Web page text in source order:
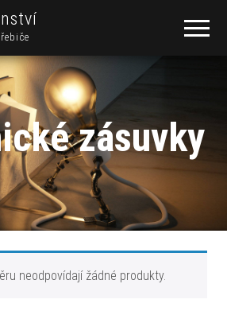
zásuvky
neodpovídají žádné produkty.